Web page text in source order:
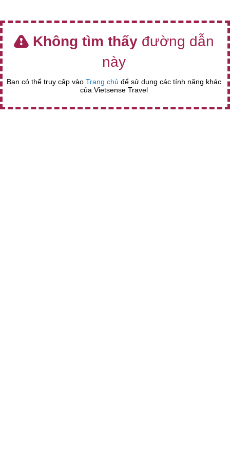
Không tìm thấyđường dẫn
này
Bạn có thể truy cập vào Trang chủ để sử dụng các tính năng khác
của Vietsense Travel